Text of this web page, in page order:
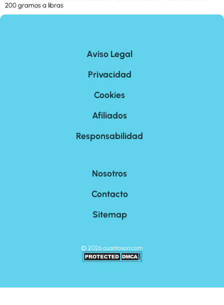
200 gramos a libras
Aviso Legal
Privacidad
Cookies
Afiliados
Responsabilidad
Nosotros
Contacto
Sitemap
© 2026 cuantoson.com